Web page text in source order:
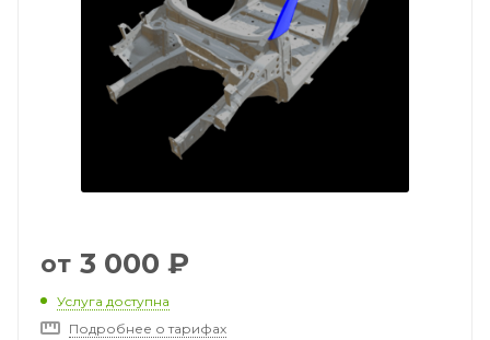
от 3 000 ₽
Услуга доступна
Подробнее о тарифах